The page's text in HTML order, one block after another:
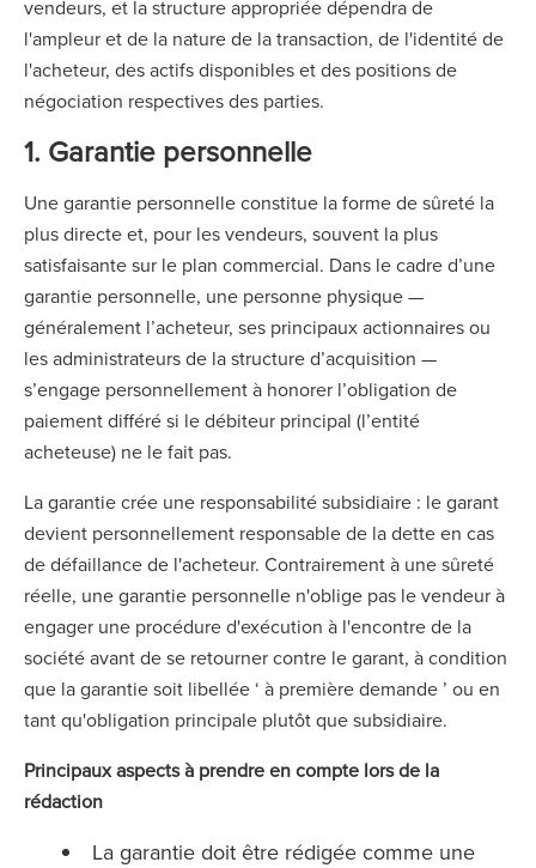
vendeurs, et la structure appropriée dépendra de
l'ampleur et de la nature de la transaction, de l'identité de
l'acheteur, des actifs disponibles et des positions de
négociation respectives des parties.
1. Garantie personnelle
Une garantie personnelle constitue la forme de sûreté la
plus directe et, pour les vendeurs, souvent la plus
satisfaisante sur le plan commercial. Dans le cadre d’une
garantie personnelle, une personne physique —
généralement l’acheteur, ses principaux actionnaires ou
les administrateurs de la structure d’acquisition —
s’engage personnellement à honorer l’obligation de
paiement différé si le débiteur principal (l’entité
acheteuse) ne le fait pas.
La garantie crée une responsabilité subsidiaire : le garant
devient personnellement responsable de la dette en cas
de défaillance de l'acheteur. Contrairement à une sûreté
réelle, une garantie personnelle n'oblige pas le vendeur à
engager une procédure d'exécution à l'encontre de la
société avant de se retourner contre le garant, à condition
que la garantie soit libellée ‘ à première demande ’ ou en
tant qu'obligation principale plutôt que subsidiaire.
Principaux aspects à prendre en compte lors de la
rédaction
La garantie doit être rédigée comme une